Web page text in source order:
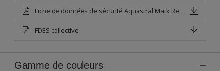
Fiche de données de sécurité Aquastral Mark Resist Blanc Base P
FDES collective
Gamme de couleurs